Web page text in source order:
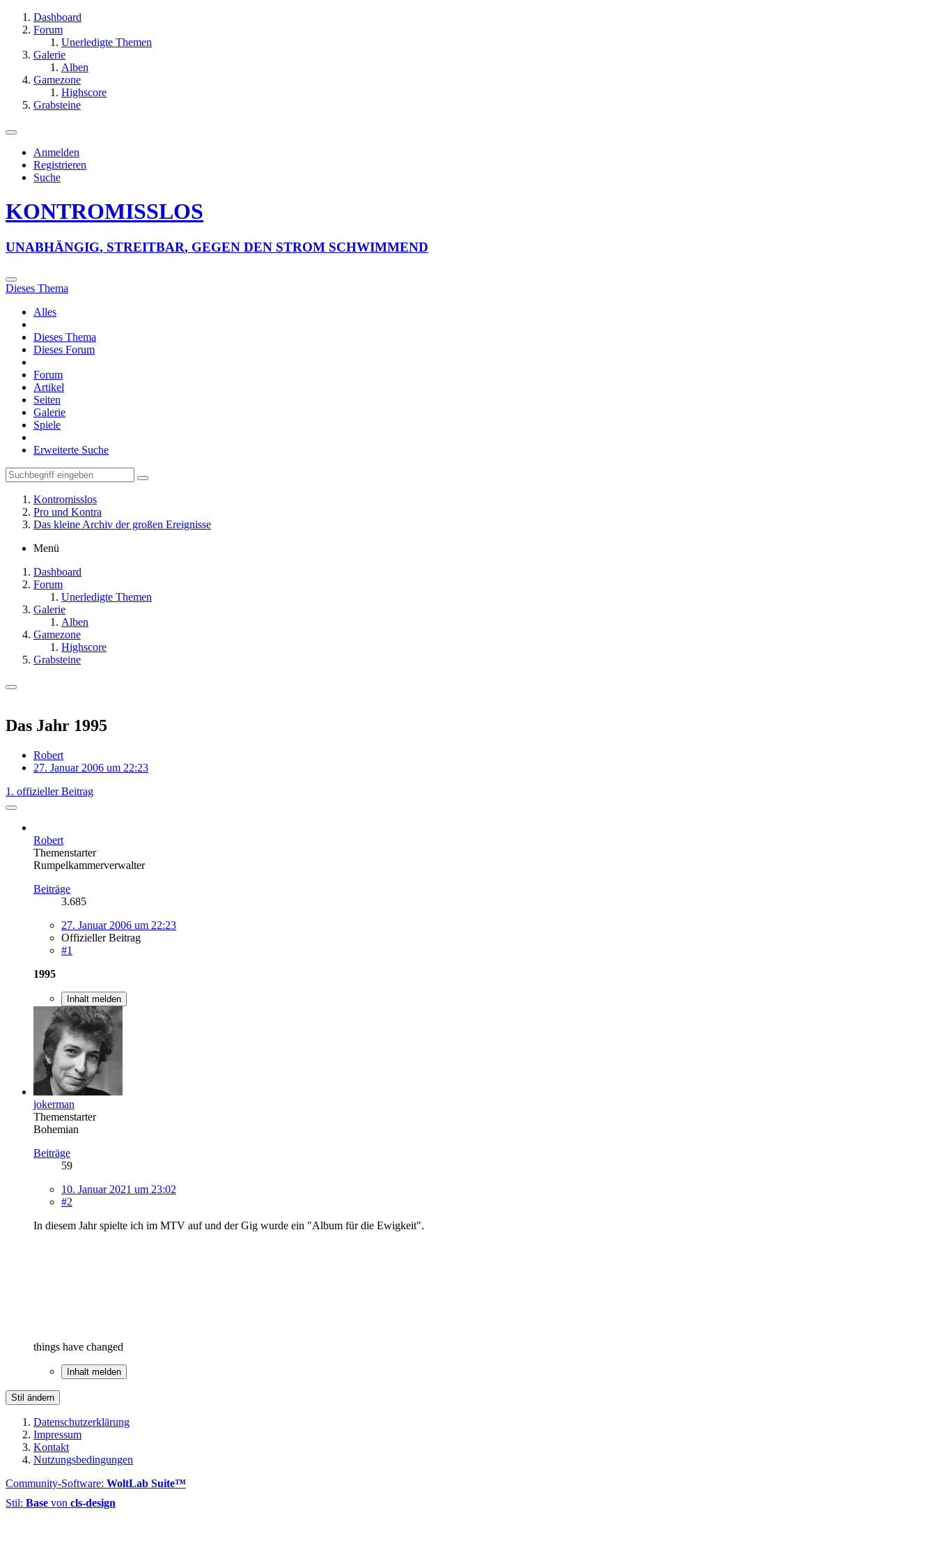
Dashboard
Forum
Unerledigte Themen
Galerie
Alben
Gamezone
Highscore
Grabsteine
Anmelden
Registrieren
Suche
KONTROMISSLOS
UNABHÄNGIG, STREITBAR, GEGEN DEN STROM SCHWIMMEND
Dieses Thema
Alles
Dieses Thema
Dieses Forum
Forum
Artikel
Seiten
Galerie
Spiele
Erweiterte Suche
Kontromisslos
Pro und Kontra
Das kleine Archiv der großen Ereignisse
Menü
Dashboard
Forum
Unerledigte Themen
Galerie
Alben
Gamezone
Highscore
Grabsteine
Das Jahr 1995
Robert
27. Januar 2006 um 22:23
1. offizieller Beitrag
Robert
Themenstarter
Rumpelkammerverwalter
Beiträge
3.685
27. Januar 2006 um 22:23
Offizieller Beitrag
#1
1995
Inhalt melden
jokerman
Themenstarter
Bohemian
Beiträge
59
10. Januar 2021 um 23:02
#2
In diesem Jahr spielte ich im MTV auf und der Gig wurde ein "Album für die Ewigkeit".
things have changed
Inhalt melden
Stil ändern
Datenschutzerklärung
Impressum
Kontakt
Nutzungsbedingungen
Community-Software: WoltLab Suite™
Stil: Base von cls-design